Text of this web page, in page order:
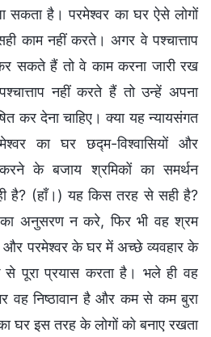
सकता है। परमेश्वर का घर ऐसे लोगों
काम नहीं करते। अगर वे पश्चात्ताप
सकते हैं तो वे काम करना जारी रख
नहीं करते हैं तो उन्हें अपना
कर देना चाहिए। क्या यह न्यायसंगत
का घर छद्म-विश्वासियों और
करने के बजाय श्रमिकों का समर्थन
है? (हाँ।) यह किस तरह से सही है?
अनुसरण न करे, फिर भी वह श्रम
और परमेश्वर के घर में अच्छे व्यवहार के
से पूरा प्रयास करता है। भले ही वह
वह निष्ठावान है और कम से कम बुरा
घर इस तरह के लोगों को बनाए रखता